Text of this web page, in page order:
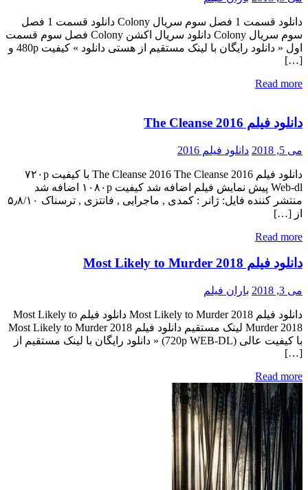
دانلود قسمت 1 فصل سوم سریال Colony دانلود قسمت 1 فصل
سوم سریال Colony دانلود سریال اکشن Colony فصل سوم قسمت
اول « دانلود رایگان با لینک مستقیم از هستی دانلود » کیفیت 480p و
[…]
Read more
دانلود فیلم The Cleanse 2016
می 5, 2018 دانلود فیلم 2016
دانلود فیلم The Cleanse 2016 The Cleanse 2016 با کیفیت ۷۲۰p
Web-dl پیش نمایش فیلم اضافه شد کیفیت ۱۰۸۰p اضافه شد
منتشر کننده فایل: ژانر : کمدی , ماجرایی , فانتزی , ترسناک ۵٫۸/۱۰
از […]
Read more
دانلود فیلم Most Likely to Murder 2018
می 3, 2018 باران فیلم
دانلود فیلم Most Likely to Murder 2018 دانلود فیلم Most Likely to
Murder 2018 لینک مستقیم دانلود فیلم Most Likely to Murder 2018
با کیفیت عالی (720p WEB-DL) « دانلود رایگان با لینک مستقیم از
[…]
Read more